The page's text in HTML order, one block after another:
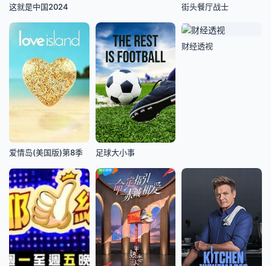
这就是中国2024 街头餐厅战士
爱情岛(美国版)第8季 足球大小事
财经透视